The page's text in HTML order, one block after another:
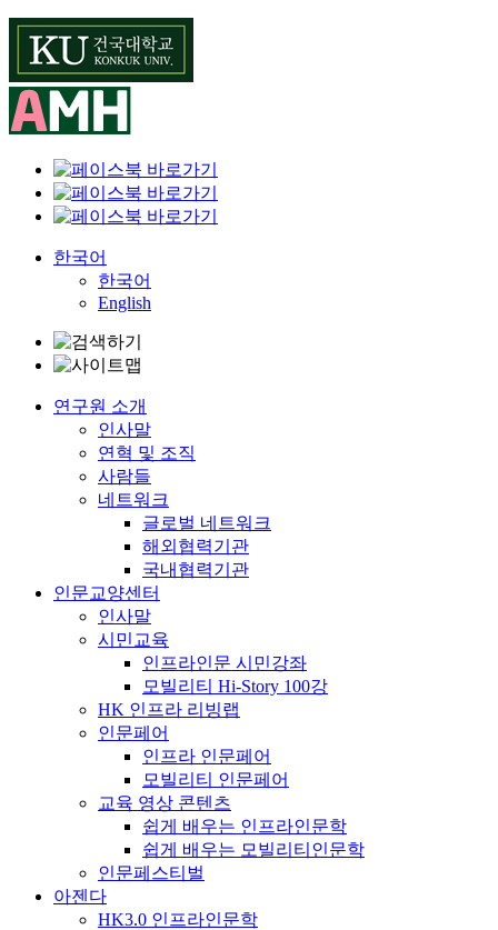
Skip
content
한국어
한국어
English
연구원 소개
인사말
연혁 및 조직
사람들
네트워크
글로벌 네트워크
해외협력기관
국내협력기관
인문교양센터
인사말
시민교육
인프라인문 시민강좌
모빌리티 Hi-Story 100강
HK 인프라 리빙랩
인문페어
인프라 인문페어
모빌리티 인문페어
교육 영상 콘텐츠
쉽게 배우는 인프라인문학
쉽게 배우는 모빌리티인문학
인문페스티벌
아젠다
HK3.0 인프라인문학